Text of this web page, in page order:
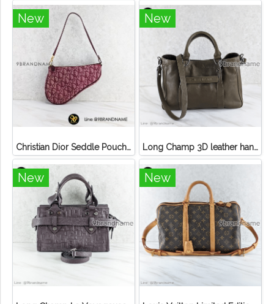
New
Christian Dior Seddle Pouch Accessory Hand Bag
New
Long Champ 3D leather handbag
New New